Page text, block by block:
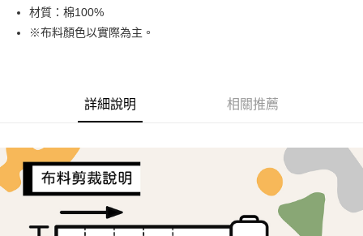
Google Pay
大哥付你分期
2.付款方式選擇「大哥付你分期」，訂單成立後會自動跳轉到大哥付的交易
流程，驗證手機門號後，選擇欲分期的期數、繳款截止日，確認付款後即完
3.實際核准額度、可分期數及費用金額請依後續交易確認頁面所載為準。
4.訂單成立30分鐘內，如未前往確認交易或遇審核未通過，訂單將自動取
消。如遇「轉專審核」未通過狀況，表示未達大哥付你分期系統評分，恕無
法說明評估內容。
1.分期款項不併入電信帳單，「大哥付你分期」於每月結算日後寄送繳費提
【關於「AFTEE先享後付」】
便利好安心！
１．簡單：不需註冊會員、不需綁卡、不需儲值。
２．便利：只要手機號碼，簡訊認證，即可結帳。
３．安心：先確認商品／服務後，再付款。
【「AFTEE先享後付」結帳流程】
運送方式
每筆NT$65，滿NT$1,500(含以上)免運費
材質：棉100%
※布料顏色以實際為主。
詳細說明 相關推薦